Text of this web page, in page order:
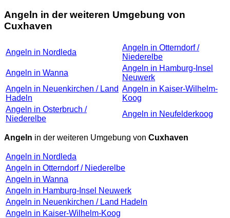
Angeln in der weiteren Umgebung von
Cuxhaven
Angeln in Nordleda
Angeln in Otterndorf /
Niederelbe
Angeln in Wanna
Angeln in Hamburg-Insel
Neuwerk
Angeln in Neuenkirchen / Land
Hadeln
Angeln in Kaiser-Wilhelm-
Koog
Angeln in Osterbruch /
Niederelbe
Angeln in Neufelderkoog
Angeln in der weiteren Umgebung von Cuxhaven
Angeln in Nordleda
Angeln in Otterndorf / Niederelbe
Angeln in Wanna
Angeln in Hamburg-Insel Neuwerk
Angeln in Neuenkirchen / Land Hadeln
Angeln in Kaiser-Wilhelm-Koog